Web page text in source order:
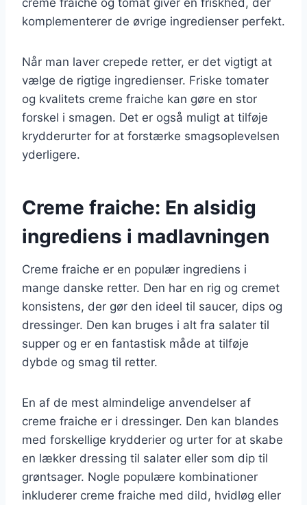
komplementerer de øvrige ingredienser perfekt.
Når man laver crepede retter, er det vigtigt at
vælge de rigtige ingredienser. Friske tomater
og kvalitets creme fraiche kan gøre en stor
forskel i smagen. Det er også muligt at tilføje
krydderurter for at forstærke smagsoplevelsen
yderligere.
Creme fraiche: En alsidig
ingrediens i madlavningen
Creme fraiche er en populær ingrediens i
mange danske retter. Den har en rig og cremet
konsistens, der gør den ideel til saucer, dips og
dressinger. Den kan bruges i alt fra salater til
supper og er en fantastisk måde at tilføje
dybde og smag til retter.
En af de mest almindelige anvendelser af
creme fraiche er i dressinger. Den kan blandes
med forskellige krydderier og urter for at skabe
en lækker dressing til salater eller som dip til
grøntsager. Nogle populære kombinationer
inkluderer creme fraiche med dild, hvidløg eller